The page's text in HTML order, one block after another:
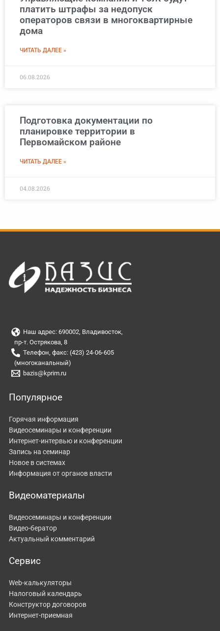
платить штрафы за недопуск
операторов связи в многоквартирные
дома
ЧИТАТЬ ДАЛЕЕ »
06.08.2026
Подготовка документации по
планировке территории в
Первомайском районе
ЧИТАТЬ ДАЛЕЕ »
04.08.2026
Наш адрес: 690002, Владивосток,
пр-т. Острякова, 8
Телефон, факс: (423) 24-06-605
(многоканальный)
bazis@kprim.ru
Популярное
Горячая информация
Видеосеминары и конференции
Интернет-интервью и конференции
Запись на семинар
Новое в системах
Информация от органов власти
Видеоматериалы
Видеосеминары и конференции
Видео-бератор
Актуальный комментарий
Сервис
Web-калькуляторы
Налоговый календарь
Конструктор договоров
Интернет-приемная